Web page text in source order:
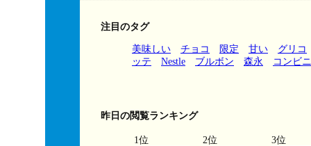
注目のタグ
美味しい チョコ 限定 甘い
グリコ
ッテ
Nestle ブルボン 森永 コンビニ
昨日の閲覧ランキング
1位 2位 3位